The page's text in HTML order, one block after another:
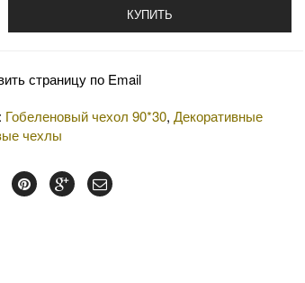
КУПИТЬ
страницу по Email
Гобеленовый чехол 90*30, Декоративные
чехлы